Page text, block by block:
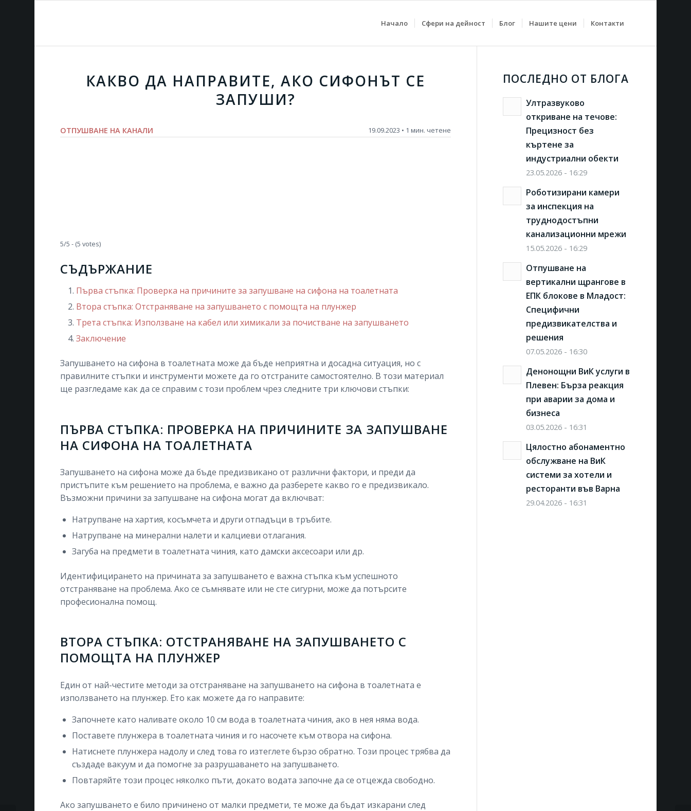
Начало Сфери на дейност Блог Нашите цени Контакти
КАКВО ДА НАПРАВИТЕ, АКО СИФОНЪТ СЕ
ЗАПУШИ?
ОТПУШВАНЕ НА КАНАЛИ 19.09.2023 • 1 мин. четене
5/5 - (5 votes)
СЪДЪРЖАНИЕ
Първа стъпка: Проверка на причините за запушване на сифона на тоалетната
Втора стъпка: Отстраняване на запушването с помощта на плунжер
Трета стъпка: Използване на кабел или химикали за почистване на запушването
Заключение
Запушването на сифона в тоалетната може да бъде неприятна и досадна ситуация, но с
правилните стъпки и инструменти можете да го отстраните самостоятелно. В този материал
ще разгледаме как да се справим с този проблем чрез следните три ключови стъпки:
ПЪРВА СТЪПКА: ПРОВЕРКА НА ПРИЧИНИТЕ ЗА ЗАПУШВАНЕ
НА СИФОНА НА ТОАЛЕТНАТА
Запушването на сифона може да бъде предизвикано от различни фактори, и преди да
пристъпите към решението на проблема, е важно да разберете какво го е предизвикало.
Възможни причини за запушване на сифона могат да включват:
Натрупване на хартия, косъмчета и други отпадъци в тръбите.
Натрупване на минерални налети и калциеви отлагания.
Загуба на предмети в тоалетната чиния, като дамски аксесоари или др.
Идентифицирането на причината за запушването е важна стъпка към успешното
отстраняване на проблема. Ако се съмнявате или не сте сигурни, може да потърсите
професионална помощ.
ВТОРА СТЪПКА: ОТСТРАНЯВАНЕ НА ЗАПУШВАНЕТО С
ПОМОЩТА НА ПЛУНЖЕР
Един от най-честите методи за отстраняване на запушването на сифона в тоалетната е
използването на плунжер. Ето как можете да го направите:
Започнете като наливате около 10 см вода в тоалетната чиния, ако в нея няма вода.
Поставете плунжера в тоалетната чиния и го насочете към отвора на сифона.
Натиснете плунжера надолу и след това го изтеглете бързо обратно. Този процес трябва да
създаде вакуум и да помогне за разрушаването на запушването.
Повтаряйте този процес няколко пъти, докато водата започне да се отцежда свободно.
Ако запушването е било причинено от малки предмети, те може да бъдат изкарани след
ПОСЛЕДНО ОТ БЛОГА
Ултразвуково
откриване на течове:
Прецизност без
къртене за
индустриални обекти
23.05.2026 - 16:29
Роботизирани камери
за инспекция на
труднодостъпни
канализационни мрежи
15.05.2026 - 16:29
Отпушване на
вертикални щрангове в
ЕПК блокове в Младост:
Специфични
предизвикателства и
решения
07.05.2026 - 16:30
Денонощни ВиК услуги в
Плевен: Бърза реакция
при аварии за дома и
бизнеса
03.05.2026 - 16:31
Цялостно абонаментно
обслужване на ВиК
системи за хотели и
ресторанти във Варна
29.04.2026 - 16:31